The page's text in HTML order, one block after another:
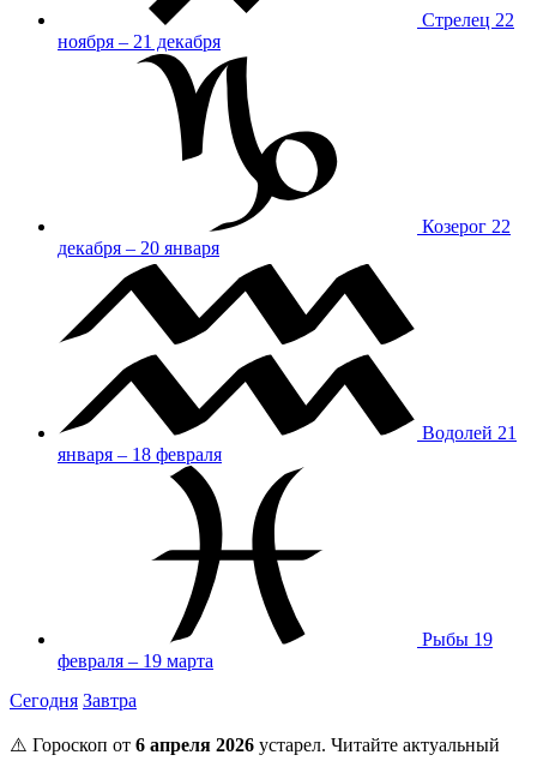
Стрелец 22
ноября – 21 декабря
Козерог 22
декабря – 20 января
Водолей 21
января – 18 февраля
Рыбы 19
февраля – 19 марта
Сегодня Завтра
⚠️ Гороскоп от 6 апреля 2026 устарел. Читайте актуальный